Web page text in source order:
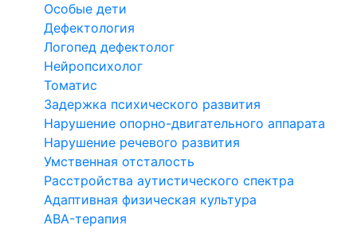
Особые дети
Дефектология
Логопед дефектолог
Нейропсихолог
Томатис
Задержка психического развития
Нарушение опорно-двигательного аппарата
Нарушение речевого развития
Умственная отсталость
Расстройства аутистического спектра
Адаптивная физическая культура
ABA-терапия